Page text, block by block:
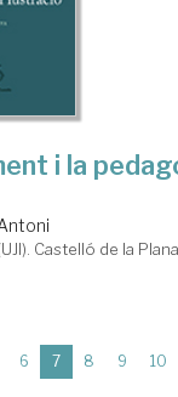
i la
Castelló de la
6 7(current)
8 9 10